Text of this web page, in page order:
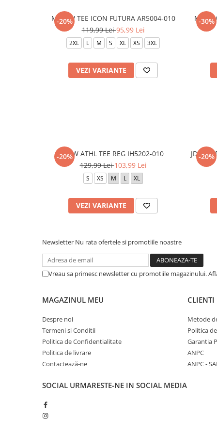
-20%
M NSW TEE ICON FUTURA AR5004-010
119,99 Lei95,99 Lei
2XL L M S XL XS 3XL
VEZI VARIANTE
-30%
M J JD
-20%
NSW ATHL TEE REG IH5202-010
129,99 Lei103,99 Lei
S XS M L XL
VEZI VARIANTE
-20%
JDN MJ
Newsletter Nu rata ofertele si promotiile noastre
Vreau sa primesc newsletter cu promotiile magazinului.
MAGAZINUL MEU
Despre noi
Termeni si Conditii
Politica de Confidentialitate
Politica de livrare
Contactează-ne
CLIENTI
Metode
Politica
Garantia
ANPC
ANPC -
SOCIAL URMARESTE-NE IN SOCIAL MEDIA